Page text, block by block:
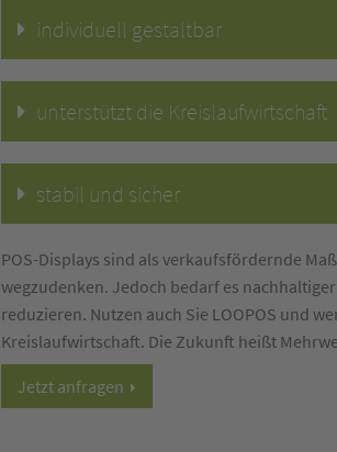
individuell gestaltbar
unterstützt die Kreislaufwirtschaft
stabil und sicher
POS-Displays sind als verkaufsfördernde
wegzudenken. Jedoch bedarf es
reduzieren. Nutzen auch Sie LOOPOS und
Kreislaufwirtschaft. Die Zukunft heißt
Jetzt anfragen